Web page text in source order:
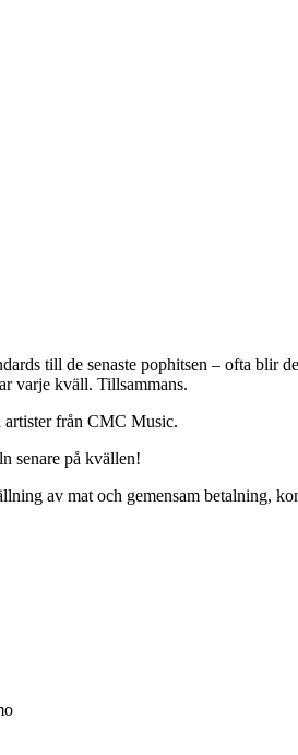
till de senaste pophitsen – ofta blir
varje kväll. Tillsammans.
artister från CMC Music.
senare på kvällen!
av mat och gemensam betalning,